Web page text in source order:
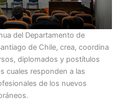
del Departamento de
de Chile, crea, coordina
diplomados y postítulos
cuales responden a las
de los nuevos